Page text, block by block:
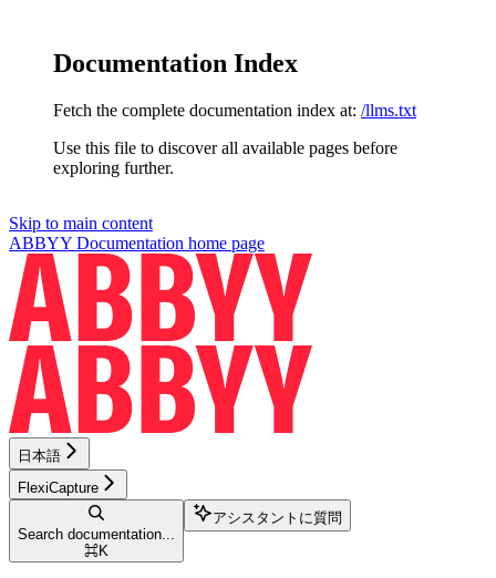
Documentation Index
Fetch the complete documentation index at: /llms.txt
Use this file to discover all available pages before
exploring further.
Skip to main content
ABBYY Documentation home page
日本語
FlexiCapture
Search documentation...
⌘K
アシスタントに質問